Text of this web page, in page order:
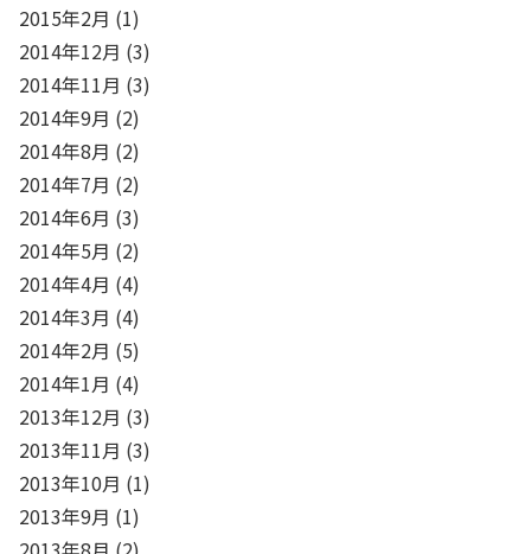
2015年2月 (1)
2014年12月 (3)
2014年11月 (3)
2014年9月 (2)
2014年8月 (2)
2014年7月 (2)
2014年6月 (3)
2014年5月 (2)
2014年4月 (4)
2014年3月 (4)
2014年2月 (5)
2014年1月 (4)
2013年12月 (3)
2013年11月 (3)
2013年10月 (1)
2013年9月 (1)